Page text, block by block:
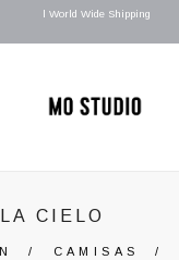
l World Wide Shipping
CIELO
/ CAMISAS /